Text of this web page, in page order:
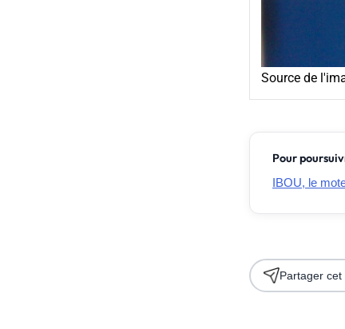
Source de
Pour
IBOU, le
Partager cet